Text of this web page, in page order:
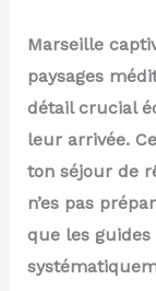
Marseille
paysages
détail crucial
leur arrivée.
ton séjour de
n’es pas
que les